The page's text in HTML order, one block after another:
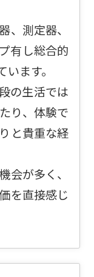
、測定器、
有し総合的
ます。
の生活では
り、体験で
と貴重な経
会が多く、
を直接感じ